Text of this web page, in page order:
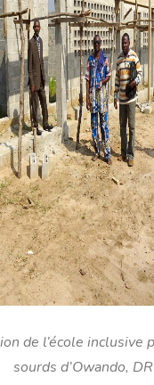
de l’école inclusive
sourds d’Owando, DR